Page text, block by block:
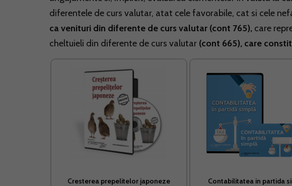
diferentele de curs valutar, atat cele favorabile, cat si cele
ca venituri din diferente de curs valutar (cont 765), care
cheltuieli din diferente de curs valutar (cont 665), care
Cresterea prepelitelor japoneze Contabilitatea in partida